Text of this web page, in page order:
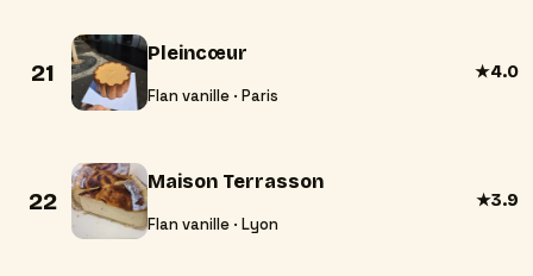
21
Pleincœur
Flan vanille · Paris
★4.0
22
Maison Terrasson
Flan vanille · Lyon
★3.9